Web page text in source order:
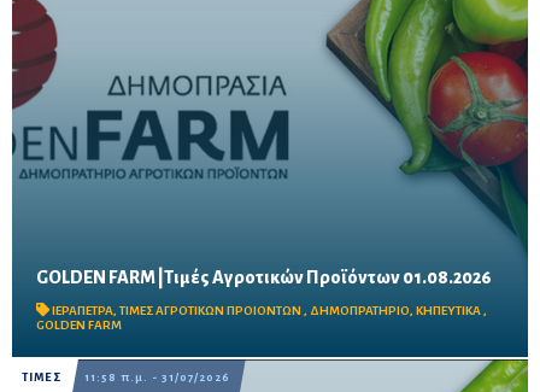
GOLDEN FARM |Τιμές Αγροτικών Προϊόντων 01.08.2026
ΙΕΡΑΠΕΤΡΑ,ΤΙΜΕΣ ΑΓΡΟΤΙΚΩΝ ΠΡΟΙΟΝΤΩΝ , ΔΗΜΟΠΡΑΤΗΡΙΟ, ΚΗΠΕΥΤΙΚΑ,
GOLDEN FARM
ΤΙΜΕΣ 11:58 π.μ. - 31/07/2026